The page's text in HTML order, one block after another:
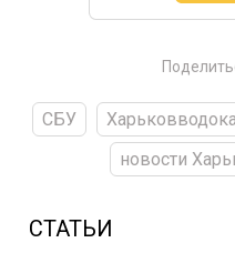
СБУ
новости
СТАТЬИ